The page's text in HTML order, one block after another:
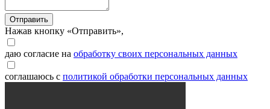
Отправить
Нажав кнопку «Отправить»,
даю согласие на обработку своих персональных данных
соглашаюсь с политикой обработки персональных данных